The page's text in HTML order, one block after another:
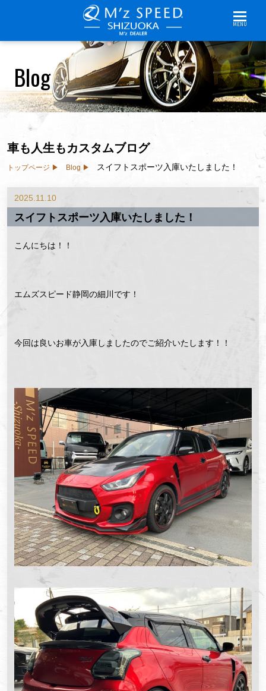
MENU
Blog
車も人生もカスタムブログ
トップページ Blog スイフトスポーツ入庫いたしました！
2025.11.10
スイフトスポーツ入庫いたしました！
こんにちは！！
エムズスピード静岡の細川です！
今回は良いお車が入庫しましたのでご紹介いたします！！